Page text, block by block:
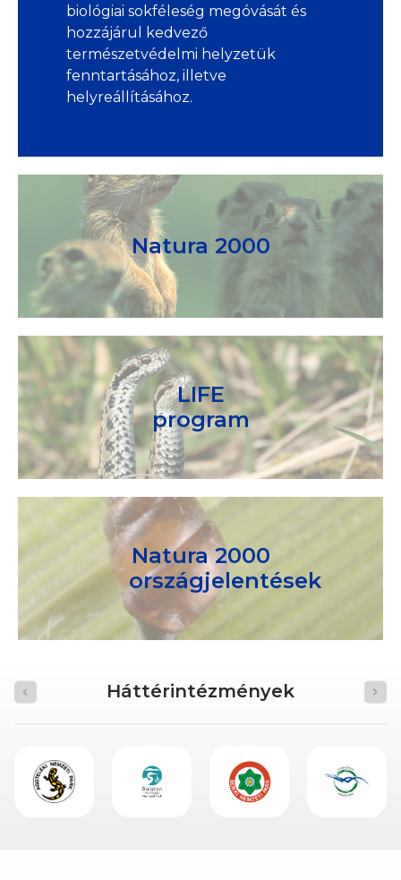
biológiai sokféleség megóvását és
hozzájárul kedvező
természetvédelmi helyzetük
fenntartásához, illetve
helyreállításához.
Natura 2000
LIFE
program
Natura 2000
országjelentések
Háttérintézmények